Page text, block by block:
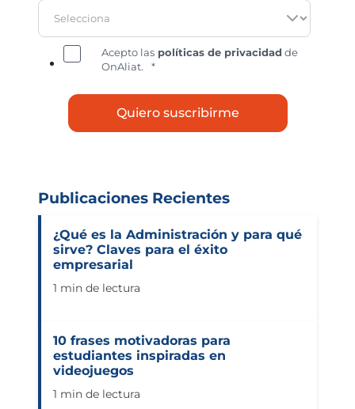
Acepto las políticas de privacidad de
OnAliat.
*
Publicaciones Recientes
¿Qué es la Administración y para qué
sirve? Claves para el éxito
empresarial
1 min de lectura
10 frases motivadoras para
estudiantes inspiradas en
videojuegos
1 min de lectura